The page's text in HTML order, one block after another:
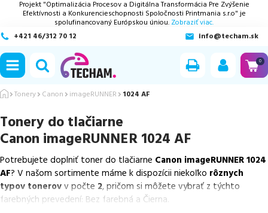
Projekt "Optimalizácia Procesov a Digitálna Transformácia Pre Zvýšenie
Efektívnosti a Konkurencieschopnosti Spoločnosti Printmania s.r.o" je
spolufinancovaný Európskou úniou. Zobraziť viac.
+421 46/312 70 12
info@techam.sk
0
Tonery Canon imageRUNNER 1024 AF
Tonery do tlačiarne
Canon imageRUNNER 1024 AF
Potrebujete doplniť toner do tlačiarne Canon imageRUNNER 1024
AF? V našom sortimente máme k dispozícii niekoľko rôznych
typov tonerovv počte 2, pričom si môžete vybrať z týchto
farebných prevedení: Bez farebná a Čierna.